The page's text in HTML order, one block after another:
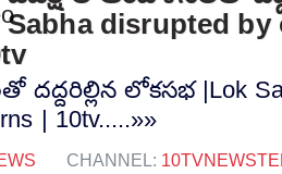
Sabha disrupted
దద్దరిల్లిన లోకసభ |Lok
| 10tv.....»»
CHANNEL: